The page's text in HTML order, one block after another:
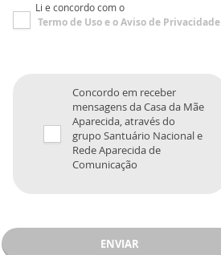
Li e concordo com o
Termo de Usoe oAviso de Privacidade
Concordo em receber
mensagens da Casa da Mãe
Aparecida, através do
grupo Santuário Nacional e
Rede Aparecida de
Comunicação
ENVIAR